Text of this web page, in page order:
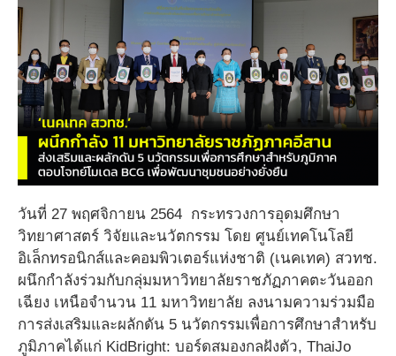
วันที่ 27 พฤศจิกายน 2564 กระทรวงการอุดมศึกษา
วิทยาศาสตร์ วิจัยและนวัตกรรม โดย ศูนย์เทคโนโลยี
อิเล็กทรอนิกส์และคอมพิวเตอร์แห่งชาติ (เนคเทค) สวทช.
ผนึกกำลังร่วมกับกลุ่มมหาวิทยาลัยราชภัฏภาคตะวันออก
เฉียง เหนือจำนวน 11 มหาวิทยาลัย ลงนามความร่วมมือ
การส่งเสริมและผลักดัน 5 นวัตกรรมเพื่อการศึกษาสำหรับ
ภูมิภาคได้แก่ KidBright: บอร์ดสมองกลฝังตัว, ThaiJo